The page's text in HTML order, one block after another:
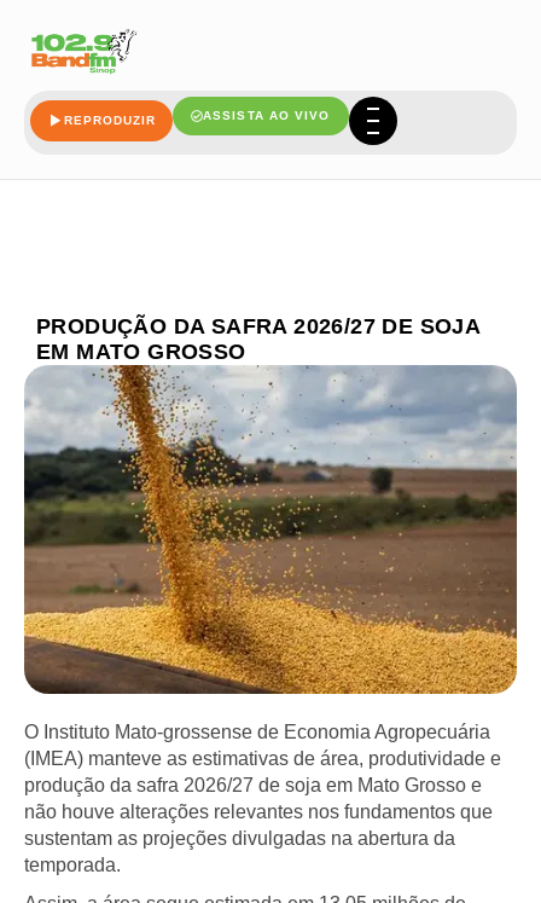
REPRODUZIR ASSISTA AO VIVO
PRODUÇÃO DA SAFRA 2026/27 DE SOJA
EM MATO GROSSO
O Instituto Mato-grossense de Economia Agropecuária
(IMEA) manteve as estimativas de área, produtividade e
produção da safra 2026/27 de soja em Mato Grosso e
não houve alterações relevantes nos fundamentos que
sustentam as projeções divulgadas na abertura da
temporada.